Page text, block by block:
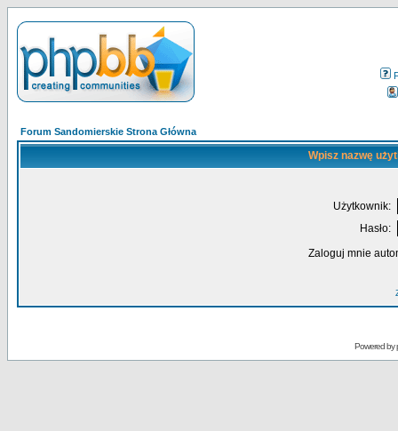
Forum Sandomierskie Strona Główna
Wpisz nazwę
Użytkownik:
Hasło:
Zaloguj mnie
Powered by